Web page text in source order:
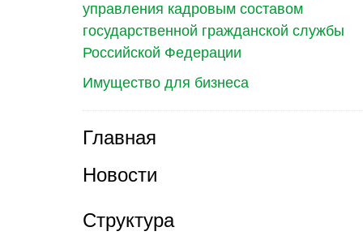
управления кадровым составом
государственной гражданской службы
Российской Федерации
Имущество для бизнеса
Главная
Новости
Структура